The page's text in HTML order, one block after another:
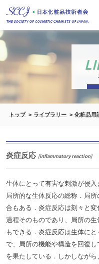
トップ ライブラリー 化粧品用
炎症反応 [inflammatory reaction]
生体にとって有害な刺激が侵入
局所的な生体反応の総称．局
合もある．炎症反応は刻々と
過程そのものであり、局所の
もできる．炎症反応は生体に
で、局所の機能や構造を回復
を果たしている．しかしなが